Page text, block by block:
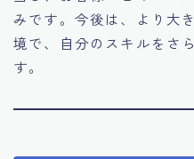
みです。今後は、より大
境で、自分のスキルをさ
す。